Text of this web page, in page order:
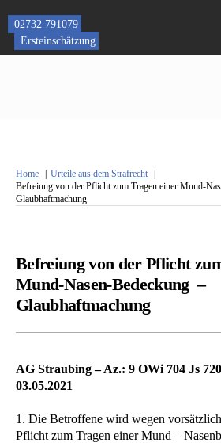
content
02732 791079
Ersteinschätzung
Home
Urteile aus dem Strafrecht
Befreiung von der Pflicht zum Tragen einer Mund-
Glaubhaftmachung
Befreiung von der Pflicht
Mund-Nasen-Bedeckung –
Glaubhaftmachung
AG Straubing – Az.: 9 OWi 704 Js
03.05.2021
1. Die Betroffene wird wegen
Pflicht zum Tragen einer Mund –